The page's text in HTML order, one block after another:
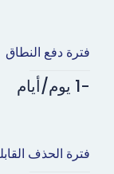
فترة دفع النطاق
-1 يوم/أيام
فترة الحذف